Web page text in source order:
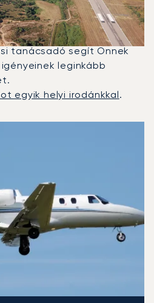
a Beechjet 400A és a
leggyakrabban igénybe
és Genf között. Egy
tanácsadó segít Önnek
leginkább
egyik helyi irodánkkal.